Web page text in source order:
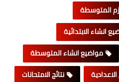
المتوسطة
انشاء الابتدائية
مواضيع انشاء المتوسطة
الاعدادية
نتائج الامتحانات